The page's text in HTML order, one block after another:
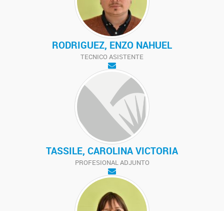
RODRIGUEZ, ENZO NAHUEL
TECNICO ASISTENTE
TASSILE, CAROLINA VICTORIA
PROFESIONAL ADJUNTO